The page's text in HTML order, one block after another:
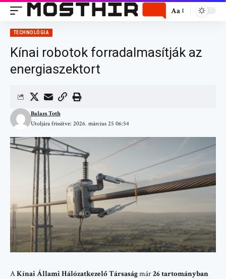
Aa
TECHNOLÓGIA
Kínai robotok forradalmasítják az
energiaszektort
Utoljára frissítve: 2026. március 25 06:54
Balazs Toth
AKínai Állami Hálózatkezelő Társaságmár26 tartományban